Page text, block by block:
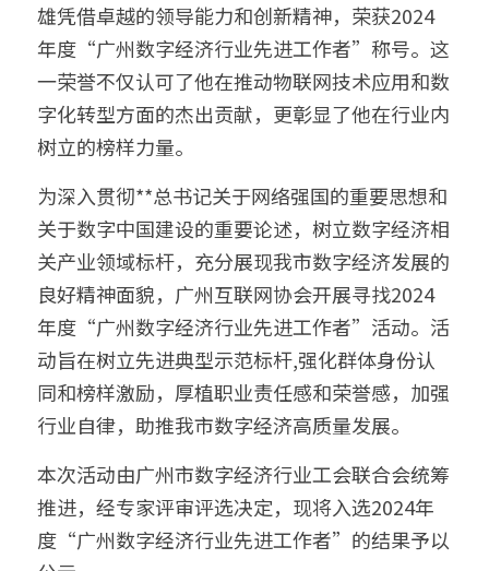
加湿器智能化解决方案
水族灯智能化解决方案
鱼缸水泵智能化解决方案
鱼缸加热棒智能化解决方案
厨房电器智能化解决方案
变频器智能化解决方案
无人自助设备解决方案
IoT新零售
开发者中心
申请开发板
搜索
English
雄凭借卓越的领导能力和创新精神，荣获2024
年度“广州数字经济行业先进工作者”称号。这
一荣誉不仅认可了他在推动物联网技术应用和数
字化转型方面的杰出贡献，更彰显了他在行业内
树立的榜样力量。
为深入贯彻**总书记关于网络强国的重要思想和
关于数字中国建设的重要论述，树立数字经济相
关产业领域标杆，充分展现我市数字经济发展的
良好精神面貌，广州互联网协会开展寻找2024
年度“广州数字经济行业先进工作者”活动。活
动旨在树立先进典型示范标杆,强化群体身份认
同和榜样激励，厚植职业责任感和荣誉感，加强
行业自律，助推我市数字经济高质量发展。
本次活动由广州市数字经济行业工会联合会统筹
推进，经专家评审评选决定，现将入选2024年
度“广州数字经济行业先进工作者”的结果予以